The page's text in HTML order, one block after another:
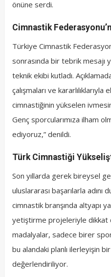
önüne serdi.
Cimnastik
Türkiye Cimnastik
sonrasında bir tebrik mesajı
teknik ekibi kutladı.
çalışmaları ve
cimnastiğinin yükselen
Genç sporcularımıza ilham
ediyoruz,” denildi.
Türk Cimnastiği
Son yıllarda gerek bireysel
uluslararası başarılarla
cimnastik branşında altyapı
yetiştirme projeleriyle dikkat
madalyalar, sadece birer
bu alandaki planlı ilerleyişin
değerlendiriliyor.